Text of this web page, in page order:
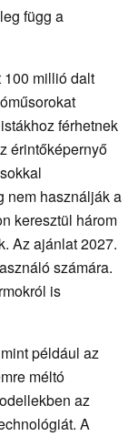
függ a
100 millió dalt
férhetnek
érintőképernyő
nem használják a
keresztül három
Az ajánlat 2027.
számára.
is
például az
méltó
az
A